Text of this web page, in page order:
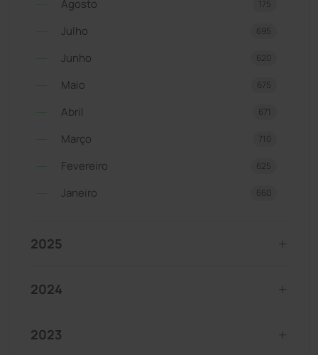
Agosto 175
Julho 695
Junho 620
Maio 675
Abril 671
Março 710
Fevereiro 625
Janeiro 660
2025
2024
2023